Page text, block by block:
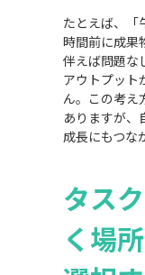
たとえば、「
時間前に成果
伴えば問題な
アウトプット
ん。この考え
ありますが、
成長にもつな
タス
く場